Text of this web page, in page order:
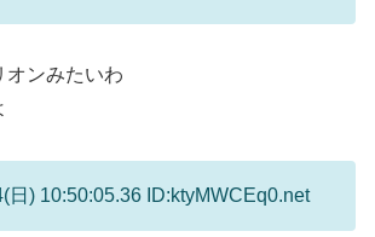
オンみたいわ
日) 10:50:05.36 ID:ktyMWCEq0.net